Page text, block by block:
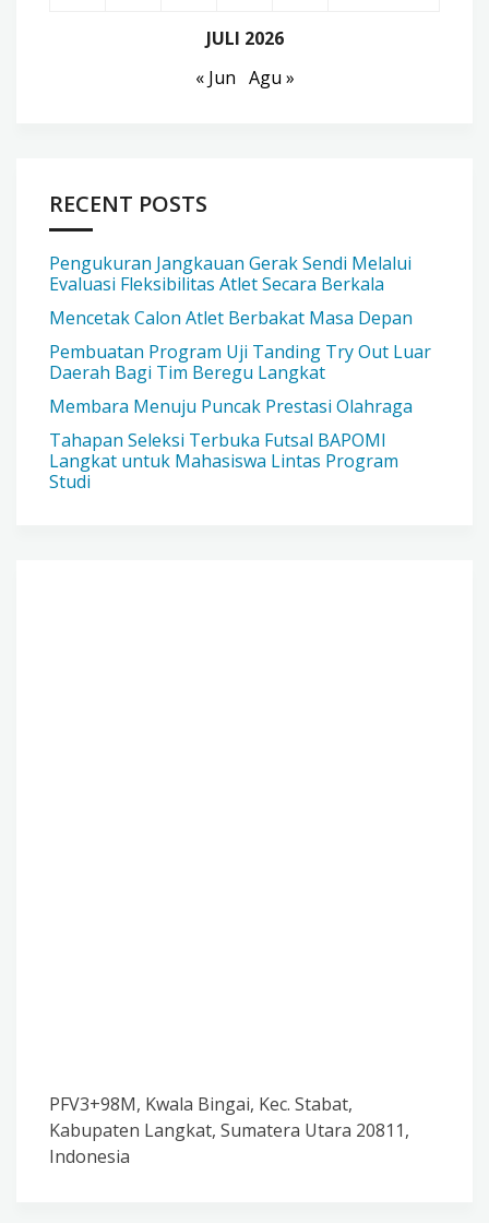
JULI 2026
« Jun Agu »
RECENT POSTS
Pengukuran Jangkauan Gerak Sendi Melalui
Evaluasi Fleksibilitas Atlet Secara Berkala
Mencetak Calon Atlet Berbakat Masa Depan
Pembuatan Program Uji Tanding Try Out Luar
Daerah Bagi Tim Beregu Langkat
Membara Menuju Puncak Prestasi Olahraga
Tahapan Seleksi Terbuka Futsal BAPOMI
Langkat untuk Mahasiswa Lintas Program
Studi
PFV3+98M, Kwala Bingai, Kec. Stabat,
Kabupaten Langkat, Sumatera Utara 20811,
Indonesia